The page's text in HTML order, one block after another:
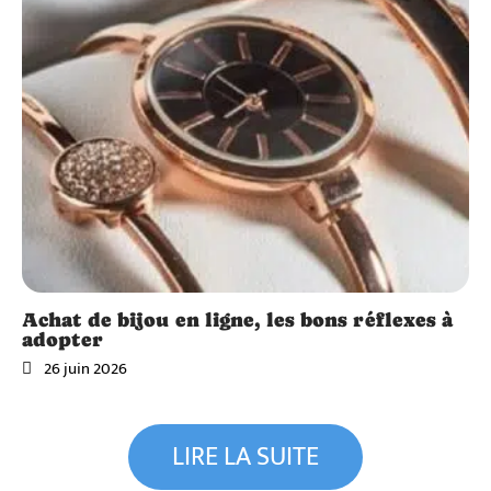
Achat de bijou en ligne, les bons réflexes à
adopter
26 juin 2026
LIRE LA SUITE
Salaire
d’un
auxilia
Dispar